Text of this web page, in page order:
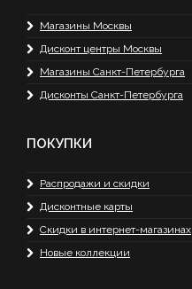
Магазины Москвы
Дисконт центры Москвы
Магазины Санкт-Петербурга
Дисконты Санкт-Петербурга
ПОКУПКИ
Распродажи и скидки
Дисконтные карты
Скидки в интернет-магазинах
Новые коллекции